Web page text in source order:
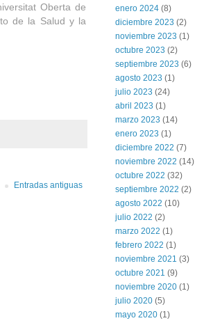
Oberta de
de la Salud y la
Entradas antiguas
enero 2024 (8)
diciembre 2023 (2)
noviembre 2023 (1)
octubre 2023 (2)
septiembre 2023 (6)
agosto 2023 (1)
julio 2023 (24)
abril 2023 (1)
marzo 2023 (14)
enero 2023 (1)
diciembre 2022 (7)
noviembre 2022 (14)
octubre 2022 (32)
septiembre 2022 (2)
agosto 2022 (10)
julio 2022 (2)
marzo 2022 (1)
febrero 2022 (1)
noviembre 2021 (3)
octubre 2021 (9)
noviembre 2020 (1)
julio 2020 (5)
mayo 2020 (1)